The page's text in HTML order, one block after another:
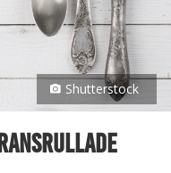
Shutterstock